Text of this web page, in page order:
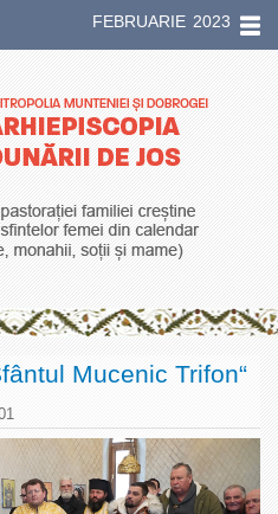
FEBRUARIE 2023
Mucenic Trifon“